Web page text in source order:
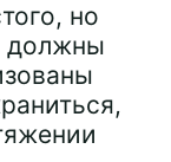
но
должны